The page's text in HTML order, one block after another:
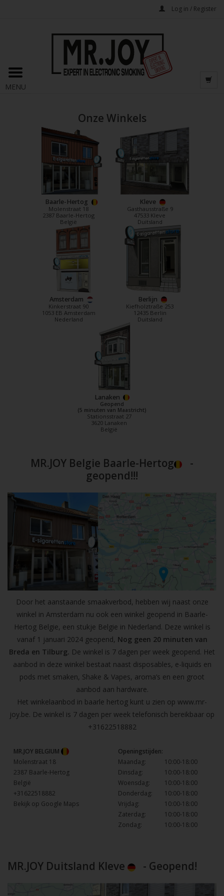
Log in / Register
MENU
Onze Winkels
Baarle-Hertog
Molenstraat 18
2387 Baarle-Hertog
België
Kleve
Gasthausstraße 9
47533 Kleve
Duitsland
Amsterdam
Kinkerstraat 90
1053 EB Amsterdam
Nederland
Berlijn
Kiefholztraße 253
12435 Berlin
Duitsland
Lanaken
Geopend
(5 minuten van Maastricht)
Stationsstraat 27
3620 Lanaken
België
MR.JOY Belgie Baarle-Hertog
-
geopend!!!
Door het aanstaande smaakverbod, hebben wij naast onze
winkel in Amsterdam nu ook een winkel geopend in Baarle-
Hertog Belgie, een stukje Belgie in Nederland. Deze winkel is
vanaf 1 januari 2024 geopend, Nog geen 20 minuten van
Breda en Tilburg. De winkel is 7 dagen per week geopend. Het
aanbod in deze winkel bestaat naast disposables, e-liquids en
pods met smaken, Shake & Vapes, aroma’s en een groot
aanbod aan hardware.
Het winkelaanbod in baarle hertog kunt u zien op www.mr-
joy.be. De winkel is 7 dagen per week telefonisch bereikbaar op
+31622518882
MR.JOY BELGIUM
Molenstraat 18
2387 Baarle-Hertog
België
+31622518882
Bekijk op Google Maps
Openingstijden:
Maandag:
10:00-18:00
Dinsdag:
10:00-18:00
Woensdag:
10:00-18:00
Donderdag:
10:00-18:00
Vrijdag:
10:00-18:00
Zaterdag:
10:00-18:00
Zondag:
10:00-18:00
MR.JOY Duitsland Kleve - Geopend!